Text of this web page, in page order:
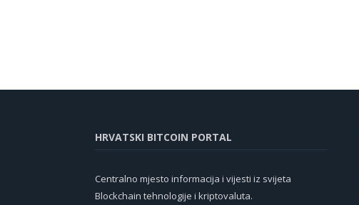
HRVATSKI BITCOIN PORTAL
Centralno mjesto informacija i vijesti iz svijeta
Blockchain tehnologije i kriptovaluta.